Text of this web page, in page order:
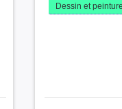
Dessin et peinture